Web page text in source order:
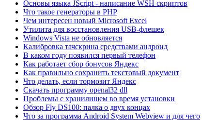
Основы языка JScript - написание WSH скриптов
Что такое генераторы в PHP
Чем интересен новый Microsoft Excel
Утилита для восстановления USB-флешек
Windows Vista не обновляется
Калибровка тачскрина средствами андроид
В каком году появился первый телефон
Как работает сбор бонусов Яндекс
Как правильно сохранить текстовый документ
Что делать, если тормозит Яндекс
Скачать программу openal32 dll
Проблемы с хранилищем во время установки
Обзор Fly DS100: палка о двух концах
Что за программа Android System Webview и для чего